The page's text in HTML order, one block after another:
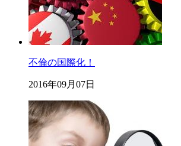
不倫の国際化！
2016年09月07日